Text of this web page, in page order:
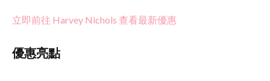
立即前往 Harvey Nichols 查看最新優惠
優惠亮點